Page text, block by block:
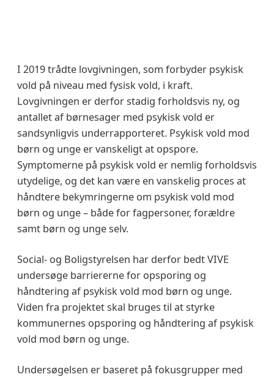
I 2019 trådte lovgivningen, som forbyder psykisk
vold på niveau med fysisk vold, i kraft.
Lovgivningen er derfor stadig forholdsvis ny, og
antallet af børnesager med psykisk vold er
sandsynligvis underrapporteret. Psykisk vold mod
børn og unge er vanskeligt at opspore.
Symptomerne på psykisk vold er nemlig forholdsvis
utydelige, og det kan være en vanskelig proces at
håndtere bekymringerne om psykisk vold mod
børn og unge – både for fagpersoner, forældre
samt børn og unge selv.
Social- og Boligstyrelsen har derfor bedt VIVE
undersøge barriererne for opsporing og
håndtering af psykisk vold mod børn og unge.
Viden fra projektet skal bruges til at styrke
kommunernes opsporing og håndtering af psykisk
vold mod børn og unge.
Undersøgelsen er baseret på fokusgrupper med